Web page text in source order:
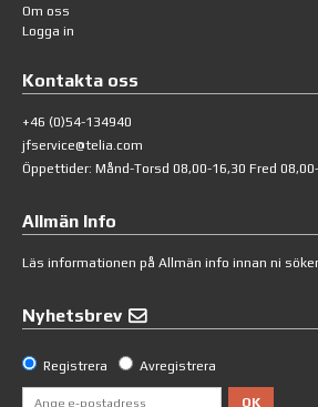
Om oss
Logga in
Kontakta oss
+46 (0)54-134940
jfservice@telia.com
Öppettider: Månd-Torsd 08,00-16,30 Fred
Allmän Info
Läs informationen på Allmän info innan ni
Nyhetsbrev
Registrera Avregistrera
OK